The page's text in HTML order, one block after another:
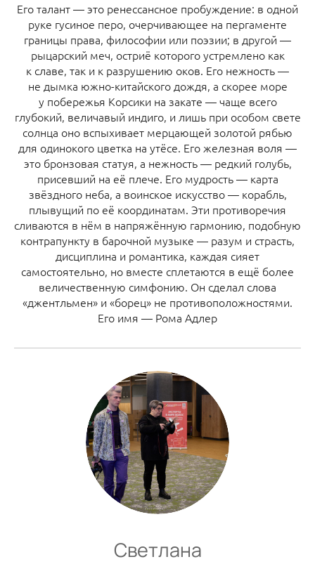
Его талант — это ренессансное пробуждение: в одной
руке гусиное перо, очерчивающее на пергаменте
границы права, философии или поэзии; в другой —
рыцарский меч, остриё которого устремлено как
к славе, так и к разрушению оков. Его нежность —
не дымка южно-китайского дождя, а скорее море
у побережья Корсики на закате — чаще всего
глубокий, величавый индиго, и лишь при особом свете
солнца оно вспыхивает мерцающей золотой рябью
для одинокого цветка на утёсе. Его железная воля —
это бронзовая статуя, а нежность — редкий голубь,
присевший на её плече. Его мудрость — карта
звёздного неба, а воинское искусство — корабль,
плывущий по её координатам. Эти противоречия
сливаются в нём в напряжённую гармонию, подобную
контрапункту в барочной музыке — разум и страсть,
дисциплина и романтика, каждая сияет
самостоятельно, но вместе сплетаются в ещё более
величественную симфонию. Он сделал слова
«джентльмен» и «борец» не противоположностями.
Его имя — Рома Адлер
Светлана